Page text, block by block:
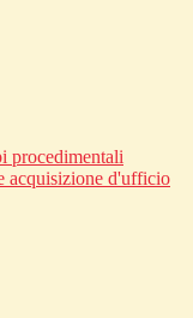
procedimentali
acquisizione d'ufficio